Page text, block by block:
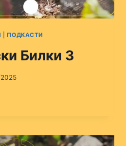
ПОДКАСТИ
Билки 3